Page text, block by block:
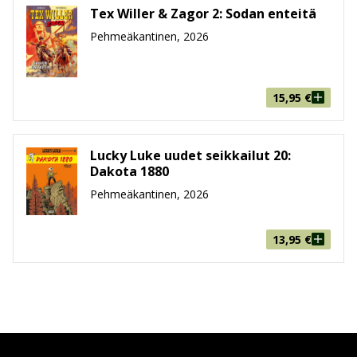
Tex Willer & Zagor 2: Sodan enteitä
Pehmeäkantinen, 2026
15,95 €
Lucky Luke uudet seikkailut 20:
Dakota 1880
Pehmeäkantinen, 2026
13,95 €